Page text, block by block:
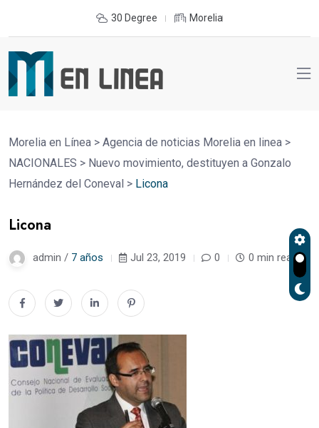
30 Degree Morelia
Morelia en Línea > Agencia de noticias Morelia en linea >
NACIONALES > Nuevo movimiento, destituyen a Gonzalo
Hernández del Coneval > Licona
Licona
admin / 7 años Jul 23, 2019 0 0 min read